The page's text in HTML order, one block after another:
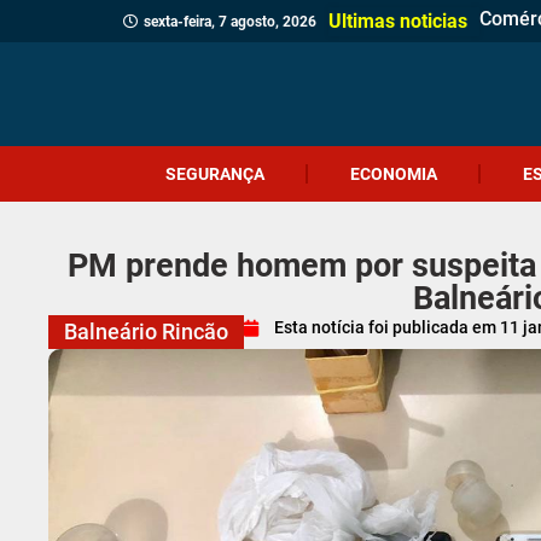
sexta-feira, 7 agosto, 2026 Ultimas noticias Prouni
Dia
Corpo
SEGURANÇA ECONOMIA
PM prende homem por
Balneário Rincão Esta notícia foi publicada em 11